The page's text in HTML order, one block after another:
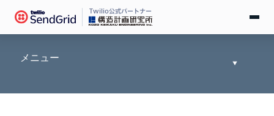
Twilio公式パートナー
メニュー
Toggle